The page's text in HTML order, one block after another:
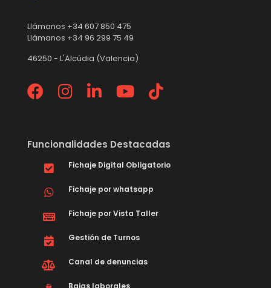
Llámanos +34 607 850 475
Llámanos +34 96 299 75 49
46250 - L'Alcúdia (Valencia)
Funcionalidades Destacadas
Fichaje Digital Obligatorio
Fichaje por whatsapp
Fichaje por Vista Taller
Gestión de Turnos
Canal de denuncias